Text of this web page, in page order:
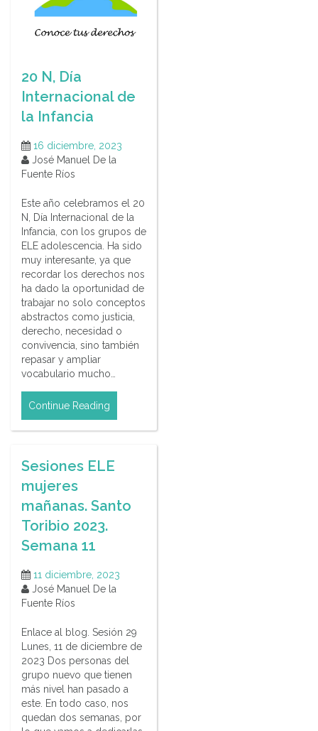
20 N, Día
Internacional de
la Infancia
16 diciembre, 2023
José Manuel De la
Fuente Ríos
Este año celebramos el 20
N, Día Internacional de la
Infancia, con los grupos de
ELE adolescencia. Ha sido
muy interesante, ya que
recordar los derechos nos
ha dado la oportunidad de
trabajar no solo conceptos
abstractos como justicia,
derecho, necesidad o
convivencia, sino también
repasar y ampliar
vocabulario mucho…
Continue Reading
Sesiones ELE
mujeres
mañanas. Santo
Toribio 2023.
Semana 11
11 diciembre, 2023
José Manuel De la
Fuente Ríos
Enlace al blog. Sesión 29
Lunes, 11 de diciembre de
2023 Dos personas del
grupo nuevo que tienen
más nivel han pasado a
este. En todo caso, nos
quedan dos semanas, por